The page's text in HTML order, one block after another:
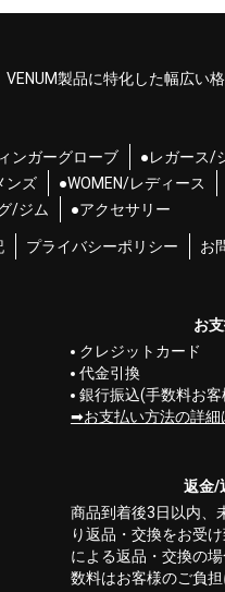
製品に特化した幅広い
ンガーグローブ
●レガース/
ンズ ●WOMEN/レディース
/ジム ●アクセサリー
プライバシーポリシー お
お
クレジットカード
代金引換
銀行振込(手数料お客
お支払い方法の詳細
返金/
商品到着後3日以内、
り返品・交換をお受
による返品・交換の
数料はお客様のご負